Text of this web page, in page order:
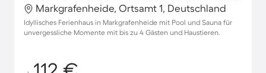
Markgrafenheide, Ortsamt 1, Deutschland
Idyllisches Ferienhaus in Markgrafenheide mit Pool und Sauna für
unvergessliche Momente mit bis zu 4 Gästen und Haustieren.